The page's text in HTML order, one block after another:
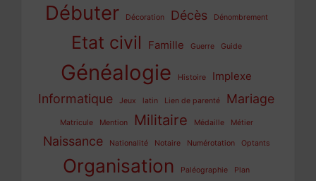
Débuter Décoration Décès Dénombrement
Etat civil Famille Guerre Guide
Généalogie Histoire Implexe
Informatique Jeux latin Lien de parenté Mariage
Matricule Mention Militaire Médaille Métier
Naissance Nationalité Notaire Numérotation Optants
Organisation Paléographie Plan